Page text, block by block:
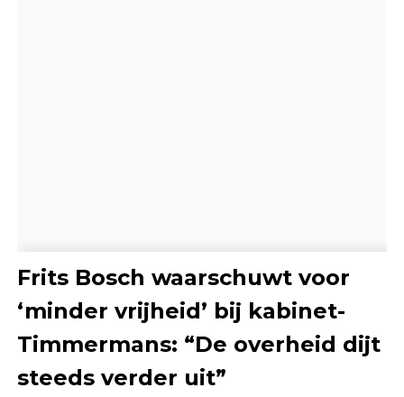
Frits Bosch waarschuwt voor
‘minder vrijheid’ bij kabinet-
Timmermans: “De overheid dijt
steeds verder uit”